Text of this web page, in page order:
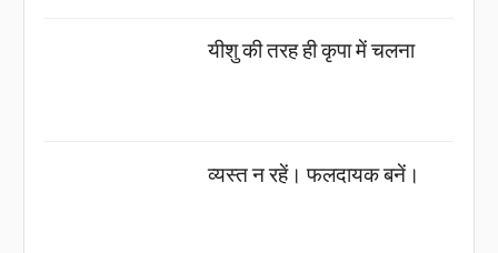
यीशु की तरह ही कृपा में चलना
व्यस्त न रहें। फलदायक बनें।